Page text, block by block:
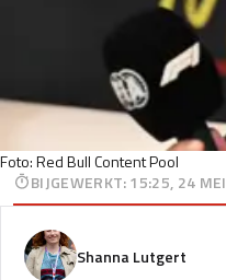
Foto: Red Bull Content Pool
BIJGEWERKT:15:25, 24 MEI
Shanna Lutgert